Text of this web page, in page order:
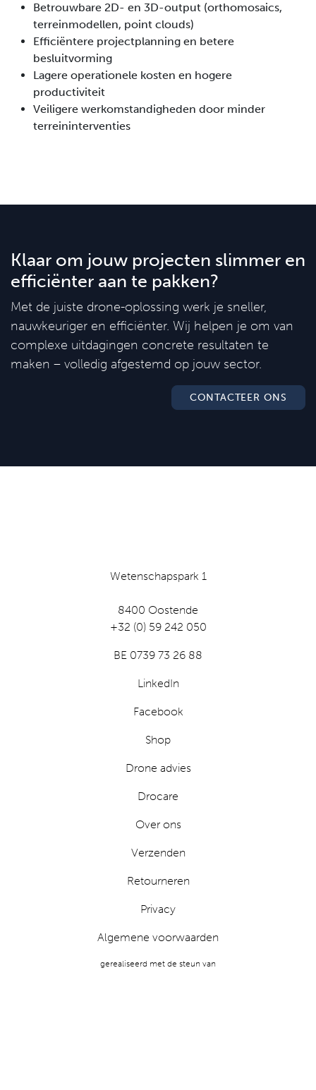
Betrouwbare 2D- en 3D-output (orthomosaics,
terreinmodellen, point clouds)
Efficiëntere projectplanning en betere
besluitvorming
Lagere operationele kosten en hogere
productiviteit
Veiligere werkomstandigheden door minder
terreininterventies
Klaar om jouw projecten slimmer en
efficiënter aan te pakken?
Met de juiste drone-oplossing werk je sneller,
nauwkeuriger en efficiënter. Wij helpen je om van
complexe uitdagingen concrete resultaten te
maken – volledig afgestemd op jouw sector.
CONTACTEER ONS
Wetenschapspark 1
8400 Oostende
+32 (0) 59 242 050
BE 0739 73 26 88
LinkedIn
Facebook
Shop
Drone advies
Drocare
Over ons
Verzenden
Retourneren
Privacy
Algemene voorwaarden
gerealiseerd met de steun van